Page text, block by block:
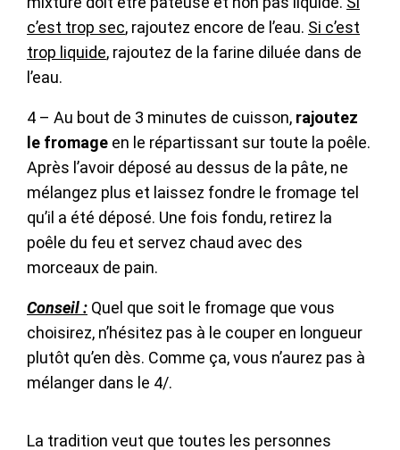
c’est trop sec, rajoutez encore de l’eau. Si c’est
trop liquide, rajoutez de la farine diluée dans de
l’eau.
4 – Au bout de 3 minutes de cuisson, rajoutez
le fromage en le répartissant sur toute la poêle.
Après l’avoir déposé au dessus de la pâte, ne
mélangez plus et laissez fondre le fromage tel
qu’il a été déposé. Une fois fondu, retirez la
poêle du feu et servez chaud avec des
morceaux de pain.
Conseil : Quel que soit le fromage que vous
choisirez, n’hésitez pas à le couper en longueur
plutôt qu’en dès. Comme ça, vous n’aurez pas à
mélanger dans le 4/.
La tradition veut que toutes les personnes